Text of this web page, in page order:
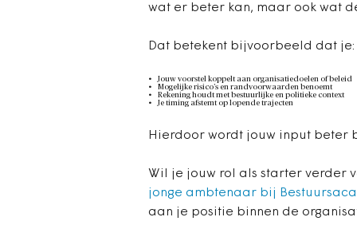
wat er beter kan, maar ook wat
Dat betekent bijvoorbeeld dat je:
Jouw voorstel koppelt aan organisatiedoelen of beleid
Mogelijke risico’s en randvoorwaarden benoemt
Rekening houdt met bestuurlijke en politieke context
Je timing afstemt op lopende trajecten
Hierdoor wordt jouw input beter
Wil je jouw rol als starter verder
jonge ambtenaar bij
aan je positie binnen de